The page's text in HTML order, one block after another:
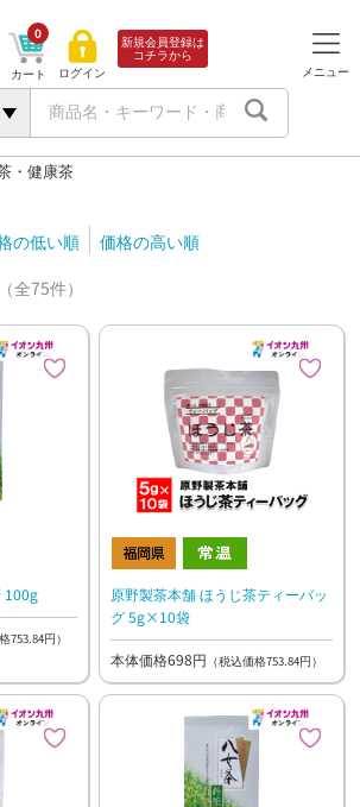
カート
0
ログイン
新規会員登録は
コチラから
メニュー
・健康茶
の低い順
価格の高い順
全75件）
100g
753.84円）
原野製茶本舗 ほうじ茶ティーバッ
グ 5g×10袋
本体価格698円 （税込価格753.84円）